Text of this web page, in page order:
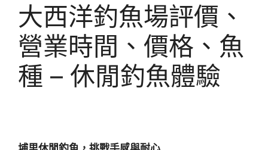
大西洋釣魚場評價、
營業時間、價格、魚
種 – 休閒釣魚體驗